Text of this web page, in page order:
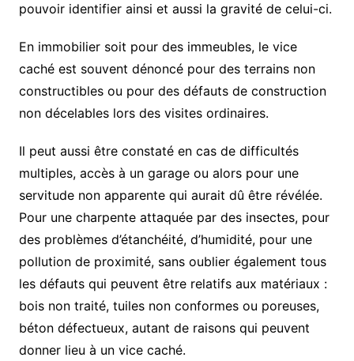
pouvoir identifier ainsi et aussi la gravité de celui-ci.
En immobilier soit pour des immeubles, le vice
caché est souvent dénoncé pour des terrains non
constructibles ou pour des défauts de construction
non décelables lors des visites ordinaires.
Il peut aussi être constaté en cas de difficultés
multiples, accès à un garage ou alors pour une
servitude non apparente qui aurait dû être révélée.
Pour une charpente attaquée par des insectes, pour
des problèmes d’étanchéité, d’humidité, pour une
pollution de proximité, sans oublier également tous
les défauts qui peuvent être relatifs aux matériaux :
bois non traité, tuiles non conformes ou poreuses,
béton défectueux, autant de raisons qui peuvent
donner lieu à un vice caché.